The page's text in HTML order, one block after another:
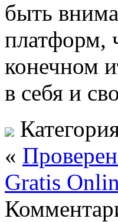
быть
платформ,
конечном
в себя и
«
Gratis